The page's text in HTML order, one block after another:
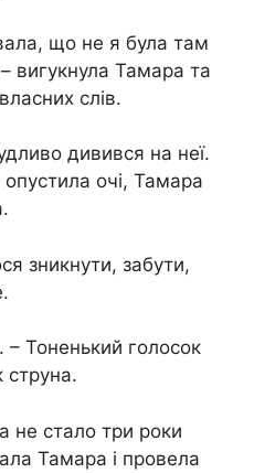
що не я була там
вигукнула Тамара та
слів.
дивився на неї.
опустила очі, Тамара
зникнути, забути,
Тоненький голосок
струна.
не стало три роки
Тамара і провела